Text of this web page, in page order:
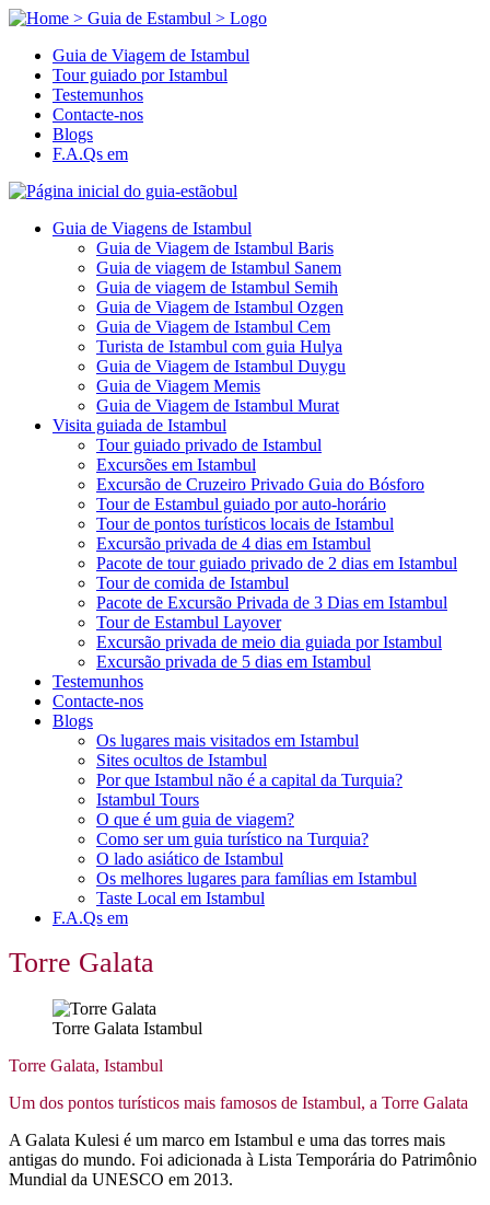
Guia de Viagem de Istambul
Tour guiado por Istambul
Testemunhos
Contacte-nos
Blogs
F.A.Qs em
Guia de Viagens de Istambul
Guia de Viagem de Istambul Baris
Guia de viagem de Istambul Sanem
Guia de viagem de Istambul Semih
Guia de Viagem de Istambul Ozgen
Guia de Viagem de Istambul Cem
Turista de Istambul com guia Hulya
Guia de Viagem de Istambul Duygu
Guia de Viagem Memis
Guia de Viagem de Istambul Murat
Visita guiada de Istambul
Tour guiado privado de Istambul
Excursões em Istambul
Excursão de Cruzeiro Privado Guia do Bósforo
Tour de Estambul guiado por auto-horário
Tour de pontos turísticos locais de Istambul
Excursão privada de 4 dias em Istambul
Pacote de tour guiado privado de 2 dias em Istambul
Tour de comida de Istambul
Pacote de Excursão Privada de 3 Dias em Istambul
Tour de Estambul Layover
Excursão privada de meio dia guiada por Istambul
Excursão privada de 5 dias em Istambul
Testemunhos
Contacte-nos
Blogs
Os lugares mais visitados em Istambul
Sites ocultos de Istambul
Por que Istambul não é a capital da Turquia?
Istambul Tours
O que é um guia de viagem?
Como ser um guia turístico na Turquia?
O lado asiático de Istambul
Os melhores lugares para famílias em Istambul
Taste Local em Istambul
F.A.Qs em
Torre Galata
Torre Galata Istambul
Torre Galata, Istambul
Um dos pontos turísticos mais famosos de Istambul, a Torre Galata
A Galata Kulesi é um marco em Istambul e uma das torres mais
antigas do mundo. Foi adicionada à Lista Temporária do Patrimônio
Mundial da UNESCO em 2013.